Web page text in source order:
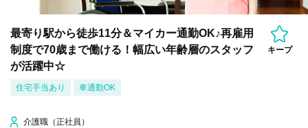
最寄り駅から徒歩11分＆マイカー通勤OK♪再雇用
制度で70歳まで働ける！幅広い年齢層のスタッフ
が活躍中☆
キープ
住宅手当あり 車通勤OK
介護職（正社員）